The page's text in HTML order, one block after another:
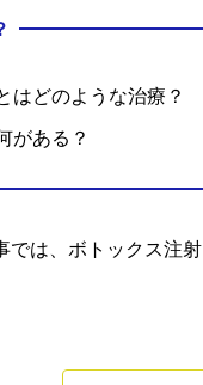
はどのような治療？
がある？
は、ボトックス注